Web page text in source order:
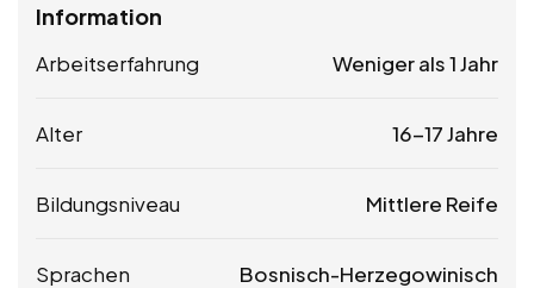
Information
Arbeitserfahrung Weniger als 1 Jahr
Alter 16-17 Jahre
Bildungsniveau Mittlere Reife
Sprachen Bosnisch-Herzegowinisch